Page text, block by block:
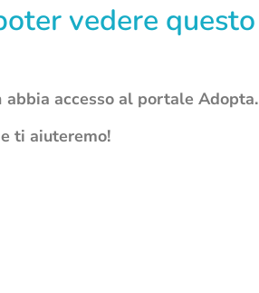
vedere questo
abbia accesso al portale Adopta.
ti aiuteremo!